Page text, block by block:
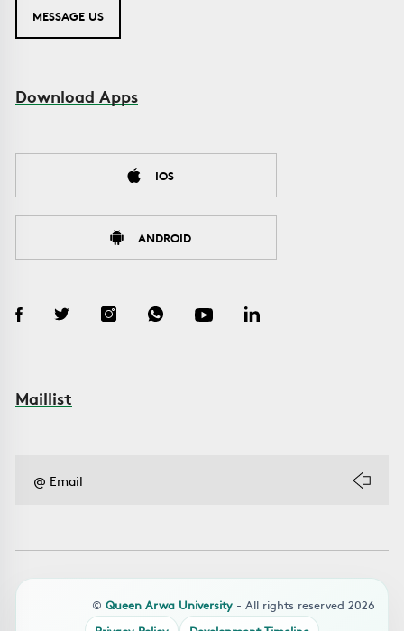
MESSAGE US
Download Apps
IOS
ANDROID
Maillist
© Queen Arwa University - All rights reserved 2026